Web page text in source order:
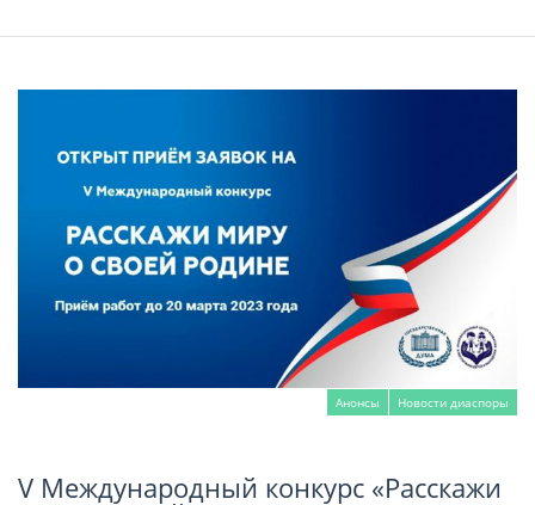
Анонсы Новости диаспоры
V Международный конкурс «Расскажи